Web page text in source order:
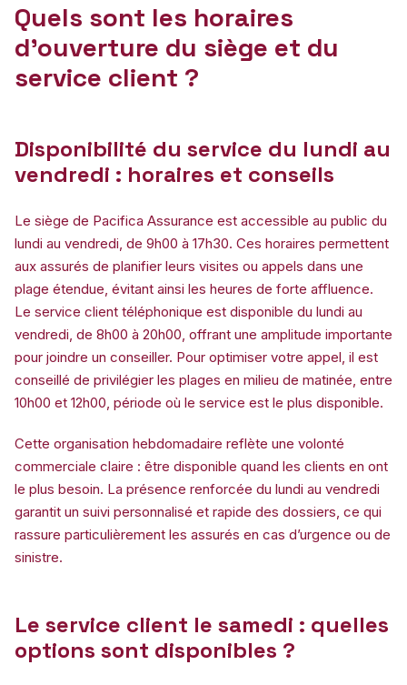
Quels sont les horaires
d’ouverture du siège et du
service client ?
Disponibilité du service du lundi au
vendredi : horaires et conseils
Le siège de Pacifica Assurance est accessible au public du
lundi au vendredi, de 9h00 à 17h30. Ces horaires permettent
aux assurés de planifier leurs visites ou appels dans une
plage étendue, évitant ainsi les heures de forte affluence.
Le service client téléphonique est disponible du lundi au
vendredi, de 8h00 à 20h00, offrant une amplitude importante
pour joindre un conseiller. Pour optimiser votre appel, il est
conseillé de privilégier les plages en milieu de matinée, entre
10h00 et 12h00, période où le service est le plus disponible.
Cette organisation hebdomadaire reflète une volonté
commerciale claire : être disponible quand les clients en ont
le plus besoin. La présence renforcée du lundi au vendredi
garantit un suivi personnalisé et rapide des dossiers, ce qui
rassure particulièrement les assurés en cas d’urgence ou de
sinistre.
Le service client le samedi : quelles
options sont disponibles ?